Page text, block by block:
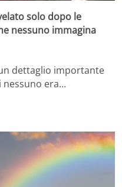
solo dopo le
nessuno immagina
dettaglio importante
nessuno era…